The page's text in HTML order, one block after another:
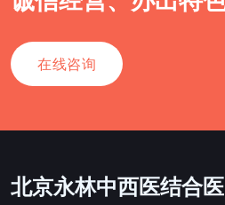
在线咨询
北京永林中西医结合